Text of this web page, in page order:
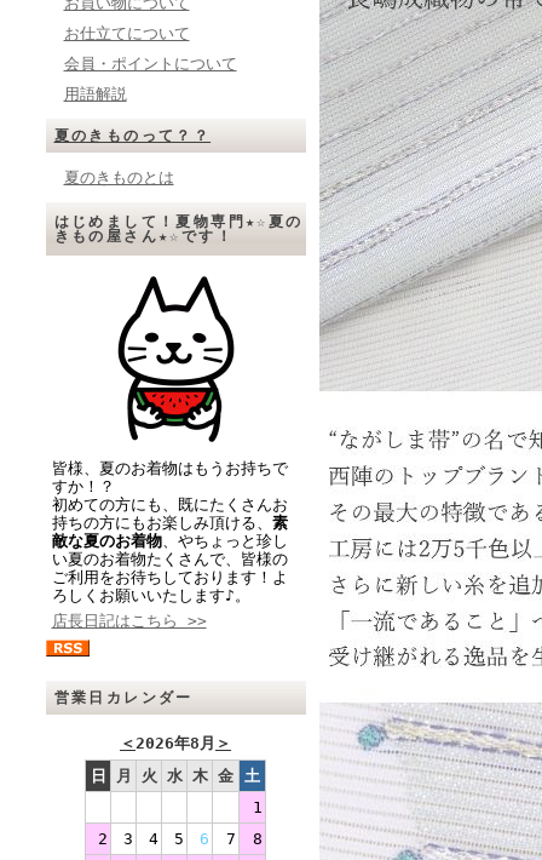
お仕立てについて
会員・ポイントについて
用語解説
夏のきものって？？
夏のきものとは
はじめまして！夏物専門★☆夏の
きもの屋さん★☆です！
皆様、夏のお着物はもうお持ちで
すか！？
初めての方にも、既にたくさんお
持ちの方にもお楽しみ頂ける、 素
敵な夏のお着物、やちょっと珍し
い夏のお着物たくさんで、皆様の
ご利用をお待ちしております！よ
ろしくお願いいたします♪。
店長日記はこちら >>
営業日カレンダー
＜2026年8月 ＞
日
月 火 水 木 金 土
1
2
3 4 5 6 7
8